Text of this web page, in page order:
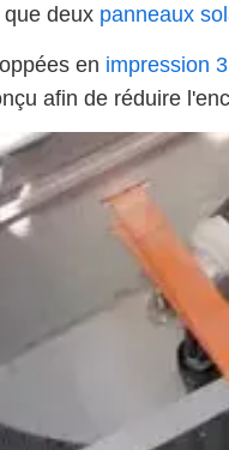
deux panneaux
en impression
afin de réduire